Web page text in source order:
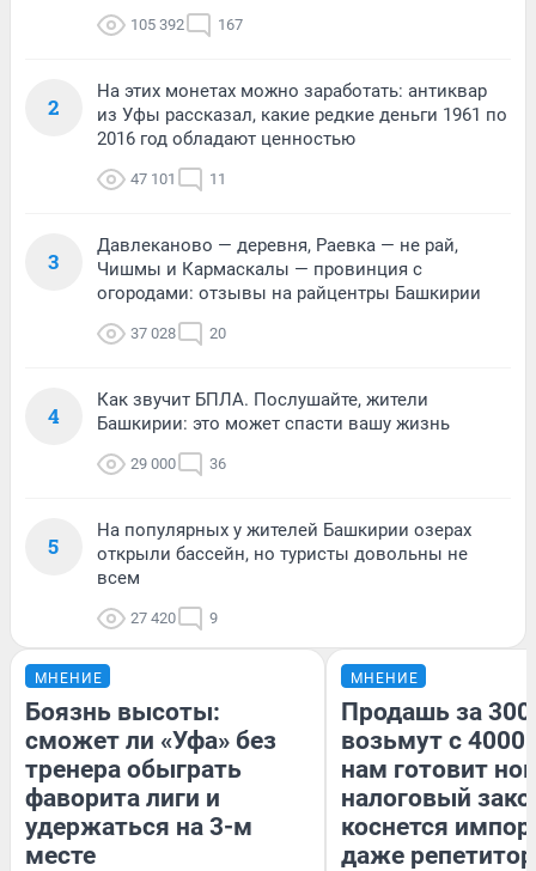
105 392 167
2
На этих монетах можно заработать: антиквар
из Уфы рассказал, какие редкие деньги 1961 по
2016 год обладают ценностью
47 101 11
3
Давлеканово — деревня, Раевка — не рай,
Чишмы и Кармаскалы — провинция с
огородами: отзывы на райцентры Башкирии
37 028 20
4
Как звучит БПЛА. Послушайте, жители
Башкирии: это может спасти вашу жизнь
29 000 36
5
На популярных у жителей Башкирии озерах
открыли бассейн, но туристы довольны не
всем
27 420 9
МНЕНИЕ
Боязнь высоты:
сможет ли «Уфа» без
тренера обыграть
фаворита лиги и
удержаться на 3-м
месте
МНЕНИЕ
Продашь за
возьмут с
нам готовит
налоговый
коснется
даже